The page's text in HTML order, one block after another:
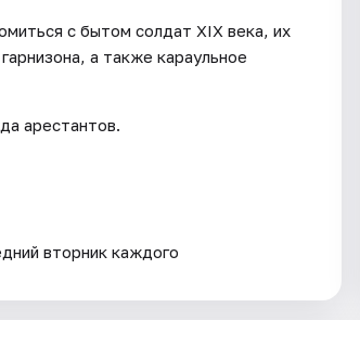
с бытом солдат XIX века, их
а также караульное
арестантов.
вторник каждого